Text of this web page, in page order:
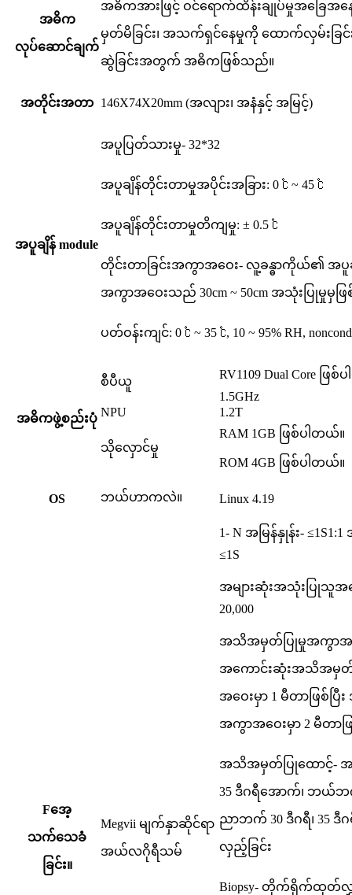
အဓိက
လုပ်ဆောင်ချက်
အဓိကအားဖြင့် ဝင်ရောက်ထိန်းချုပ်မှုအခြေအနေမ
မှတ်မိခြင်း၊ အသက်ရှင်နေမှုကို ထောက်လှမ်းခြ
ဆွဲခြင်းအတွက် အဓိကဖြစ်သည်။
အတိုင်းအတာ 146X74X20mm (အလျား၊ အနံနှင့် အမြင့်)
အပူချိန် module
အပူပြတ်သားမှု- 32*32
အပူချိန်တိုင်းတာမှုအပိုင်းအခြား: 0 ℃ ~ 45 ℃
အပူချိန်တိုင်းတာမှုတိကျမှု: ± 0.5 ℃
တိုင်းတာခြင်းအကွာအဝေး- လူ့ခန္ဓာကိုယ်၏ အပူ
အကွာအဝေးသည် 30cm ~ 50cm အသုံးပြုမှုမှဖ
ပတ်ဝန်းကျင်: 0 ℃ ~ 35 ℃, 10 ~ 95% RH,
အဓိကဖွဲ့စည်းပုံ
စီပီယူ
RV1109 Dual Core ဖြ
1.5GHz
NPU
1.2T
သိုလှောင်မှု
RAM 1GB ဖြစ်ပါတယ်။
ROM 4GB ဖြစ်ပါတယ်။
OS ဘယ်ဟာကလဲ။ Linux 4.19
Fအေ့
သက်သေခံ
ခြင်း။
Megvii မျက်နှာဆိုင်ရာ
အယ်လဂိုရီသမ်
1- N အမြန်နှုန်း- ≤1S1:1
≤1S
အများဆုံးအသုံးပြုသူ
20,000
အသိအမှတ်ပြုမှုအကွာအ
အကောင်းဆုံးအသိအမှ
အဝေးမှာ 1 မီတာဖြစ်ပ
အကွာအဝေးမှာ 2 မီတာ
အသိအမှတ်ပြုထောင့်- အပ
35 ဒီဂရီအောက်၊ ဘယ်ဘ
ညာဘက် 30 ဒီဂရီ၊ 35 ဒီ
လှည့်ခြင်း
Biopsy- တိုက်ရိုက်ထုတ်